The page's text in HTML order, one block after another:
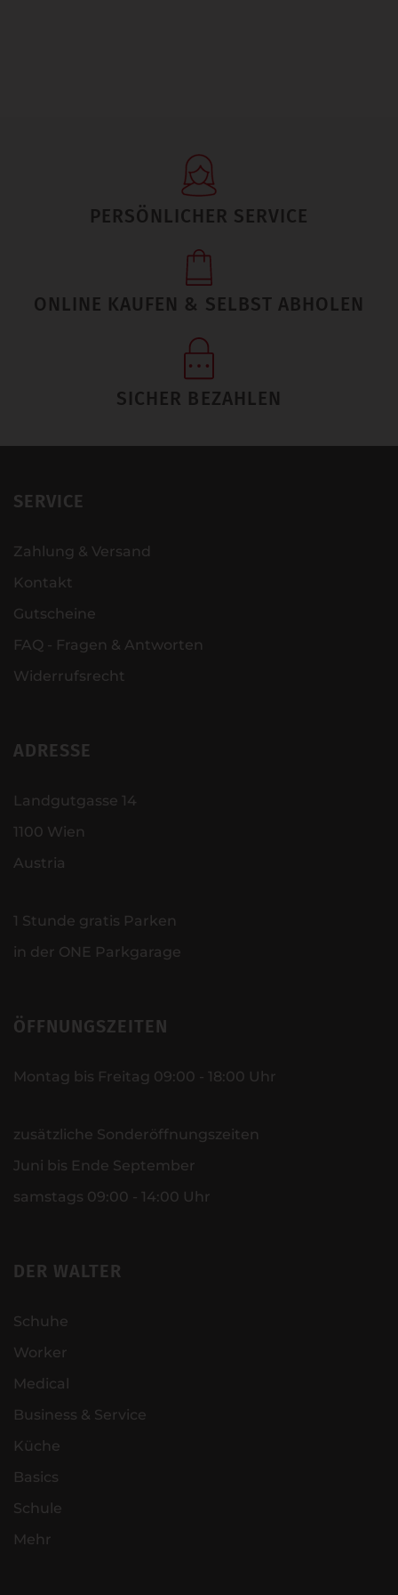
PERSÖNLICHER SERVICE
ONLINE KAUFEN & SELBST ABHOLEN
SICHER BEZAHLEN
SERVICE
Zahlung & Versand
Kontakt
Gutscheine
FAQ - Fragen & Antworten
Widerrufsrecht
ADRESSE
Landgutgasse 14
1100 Wien
Austria
1 Stunde gratis Parken
in der ONE Parkgarage
ÖFFNUNGSZEITEN
Montag bis Freitag 09:00 - 18:00 Uhr
zusätzliche Sonderöffnungszeiten
Juni bis Ende September
samstags 09:00 - 14:00 Uhr
DER WALTER
Schuhe
Worker
Medical
Business & Service
Küche
Basics
Schule
Mehr